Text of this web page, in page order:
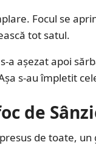
Focul se
tot satul.
a așezat apoi
s-au împletit
de
de toate, un